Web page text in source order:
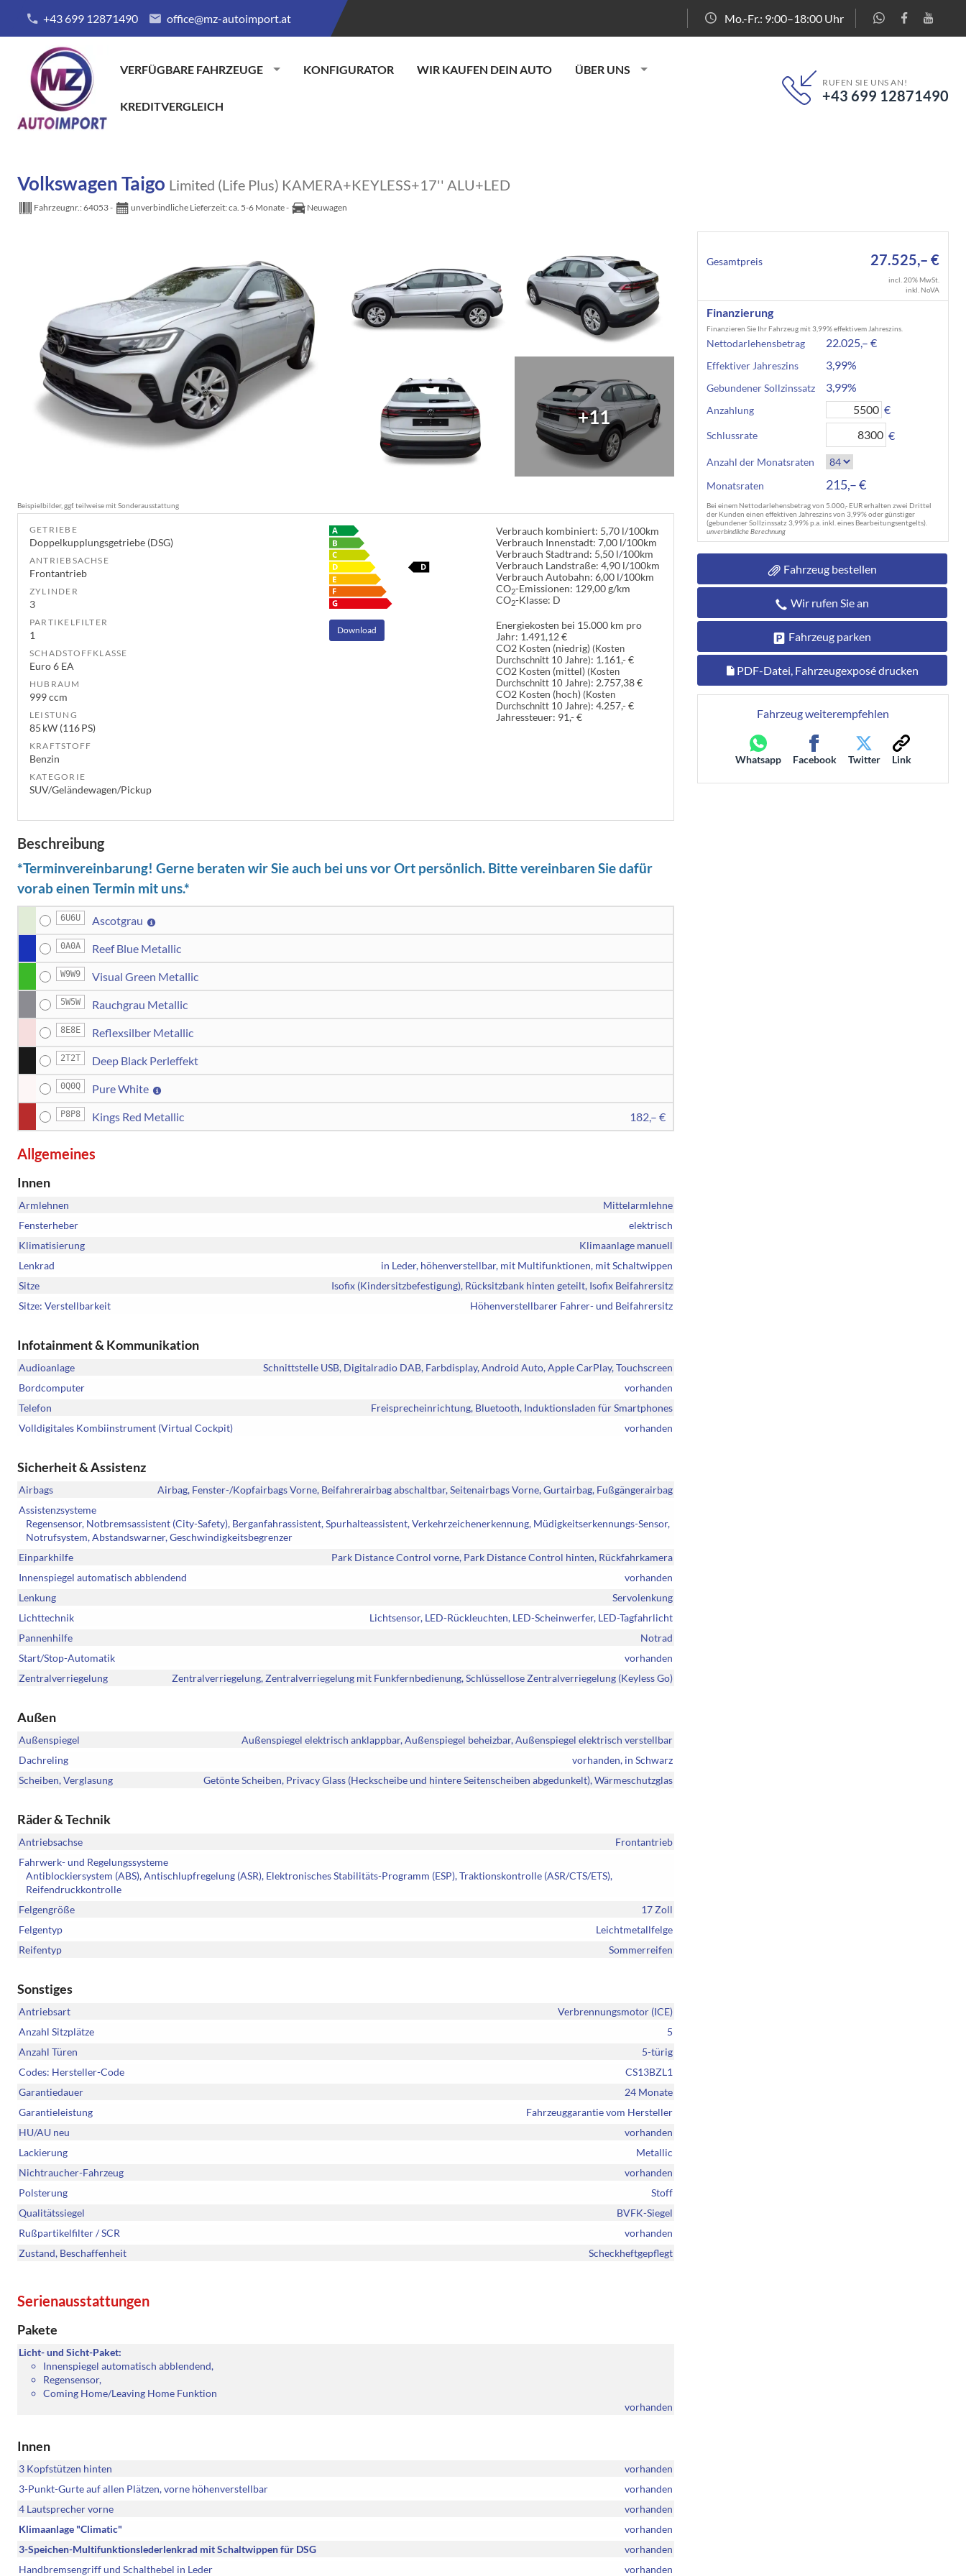
+43 699 12871490 office@mz-autoimport.at Mo.-Fr.: 9:00–18:00 Uhr
VERFÜGBARE FAHRZEUGE KONFIGURATOR WIR KAUFEN DEIN AUTO ÜBER UNS
KREDITVERGLEICH
RUFEN SIE UNS AN!
+43 699 12871490
Volkswagen Taigo Limited (Life Plus) KAMERA+KEYLESS+17'' ALU+LED
Fahrzeugnr.:64053 unverbindliche Lieferzeit: ca. 5-6 Monate Neuwagen
Gesamtpreis 27.525,– €
incl. 20% MwSt.
inkl. NoVA
Finanzierung
Finanzieren Sie Ihr Fahrzeug mit 3,99% effektivem Jahreszins.
Nettodarlehensbetrag 22.025,– €
Effektiver Jahreszins 3,99%
Gebundener Sollzinssatz 3,99%
Anzahlung €
Schlussrate €
Anzahl der Monatsraten
Monatsraten
215,– €
Bei einem Nettodarlehensbetrag von 5.000,- EUR erhalten zwei Drittel
der Kunden einen effektiven Jahreszins von 3,99% oder günstiger
(gebundener Sollzinssatz 3,99% p.a. inkl. eines Bearbeitungsentgelts).
unverbindliche Berechnung
Fahrzeug bestellen
Wir rufen Sie an
Fahrzeug parken
PDF-Datei, Fahrzeugexposé drucken
Fahrzeug weiterempfehlen
Whatsapp Facebook Twitter Link
+11
Beispielbilder, ggf. teilweise mit Sonderausstattung
GETRIEBE
Doppelkupplungsgetriebe (DSG)
ANTRIEBSACHSE
Frontantrieb
ZYLINDER
3
PARTIKELFILTER
1
SCHADSTOFFKLASSE
Euro 6 EA
HUBRAUM
999 ccm
LEISTUNG
85 kW (116 PS)
KRAFTSTOFF
Benzin
KATEGORIE
SUV/Geländewagen/Pickup
Verbrauch kombiniert: 5,70 l/100km
Verbrauch Innenstadt: 7,00 l/100km
Verbrauch Stadtrand: 5,50 l/100km
Verbrauch Landstraße: 4,90 l/100km
Verbrauch Autobahn: 6,00 l/100km
CO2-Emissionen: 129,00 g/km
CO2-Klasse: D
Download
Energiekosten bei 15.000 km pro
Jahr: 1.491,12 €
CO2 Kosten (niedrig) (Kosten
Durchschnitt 10 Jahre): 1.161,- €
CO2 Kosten (mittel) (Kosten
Durchschnitt 10 Jahre): 2.757,38 €
CO2 Kosten (hoch) (Kosten
Durchschnitt 10 Jahre): 4.257,- €
Jahressteuer: 91,- €
Beschreibung
*Terminvereinbarung! Gerne beraten wir Sie auch bei uns vor Ort persönlich. Bitte vereinbaren Sie dafür
vorab einen Termin mit uns.*
6U6U Ascotgrau
0A0A Reef Blue Metallic
W9W9 Visual Green Metallic
5W5W Rauchgrau Metallic
8E8E Reflexsilber Metallic
2T2T Deep Black Perleffekt
0Q0Q Pure White
P8P8 Kings Red Metallic 182,– €
Allgemeines
Innen
Armlehnen
Mittelarmlehne
Fensterheber
elektrisch
Klimatisierung
Klimaanlage manuell
Lenkrad
in Leder, höhenverstellbar, mit Multifunktionen, mit Schaltwippen
Sitze
Isofix (Kindersitzbefestigung), Rücksitzbank hinten geteilt, Isofix Beifahrersitz
Sitze: Verstellbarkeit
Höhenverstellbarer Fahrer- und Beifahrersitz
Infotainment & Kommunikation
Audioanlage
Schnittstelle USB, Digitalradio DAB, Farbdisplay, Android Auto, Apple CarPlay, Touchscreen
Bordcomputer
vorhanden
Telefon
Freisprecheinrichtung, Bluetooth, Induktionsladen für Smartphones
Volldigitales Kombiinstrument (Virtual Cockpit)
vorhanden
Sicherheit & Assistenz
Airbags
Airbag, Fenster-/Kopfairbags Vorne, Beifahrerairbag abschaltbar, Seitenairbags Vorne, Gurtairbag, Fußgängerairbag
Assistenzsysteme
Regensensor, Notbremsassistent (City-Safety), Berganfahrassistent, Spurhalteassistent, Verkehrzeichenerkennung, Müdigkeitserkennungs-Sensor,
Notrufsystem, Abstandswarner, Geschwindigkeitsbegrenzer
Einparkhilfe
Park Distance Control vorne, Park Distance Control hinten, Rückfahrkamera
Innenspiegel automatisch abblendend
vorhanden
Lenkung
Servolenkung
Lichttechnik
Lichtsensor, LED-Rückleuchten, LED-Scheinwerfer, LED-Tagfahrlicht
Pannenhilfe
Notrad
Start/Stop-Automatik
vorhanden
Zentralverriegelung
Zentralverriegelung, Zentralverriegelung mit Funkfernbedienung, Schlüssellose Zentralverriegelung (Keyless Go)
Außen
Außenspiegel
Außenspiegel elektrisch anklappbar, Außenspiegel beheizbar, Außenspiegel elektrisch verstellbar
Dachreling
vorhanden, in Schwarz
Scheiben, Verglasung
Getönte Scheiben, Privacy Glass (Heckscheibe und hintere Seitenscheiben abgedunkelt), Wärmeschutzglas
Räder & Technik
Antriebsachse
Frontantrieb
Fahrwerk- und Regelungssysteme
Antiblockiersystem (ABS), Antischlupfregelung (ASR), Elektronisches Stabilitäts-Programm (ESP), Traktionskontrolle (ASR/CTS/ETS),
Reifendruckkontrolle
Felgengröße
17 Zoll
Felgentyp
Leichtmetallfelge
Reifentyp
Sommerreifen
Sonstiges
Antriebsart
Verbrennungsmotor (ICE)
Anzahl Sitzplätze
5
Anzahl Türen
5-türig
Codes: Hersteller-Code
CS13BZL1
Garantiedauer
24 Monate
Garantieleistung
Fahrzeuggarantie vom Hersteller
HU/AU neu
vorhanden
Lackierung
Metallic
Nichtraucher-Fahrzeug
vorhanden
Polsterung
Stoff
Qualitätssiegel
BVFK-Siegel
Rußpartikelfilter / SCR
vorhanden
Zustand, Beschaffenheit
Scheckheftgepflegt
Serienausstattungen
Pakete
Licht- und Sicht-Paket:
Innenspiegel automatisch abblendend,
Regensensor,
Coming Home/Leaving Home Funktion
vorhanden
Innen
3 Kopfstützen hinten
vorhanden
3-Punkt-Gurte auf allen Plätzen, vorne höhenverstellbar
vorhanden
4 Lautsprecher vorne
vorhanden
Klimaanlage "Climatic"
vorhanden
3-Speichen-Multifunktionslederlenkrad mit Schaltwippen für DSG
vorhanden
Handbremsengriff und Schalthebel in Leder
vorhanden